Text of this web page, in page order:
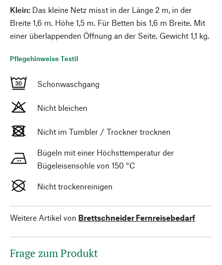
Klein: Das kleine Netz misst in der Länge 2 m, in der
Breite 1,6 m. Höhe 1,5 m. Für Betten bis 1,6 m Breite. Mit
einer überlappenden Öffnung an der Seite. Gewicht 1,1 kg.
Pflegehinweise Textil
Schonwaschgang
Nicht bleichen
Nicht im Tumbler / Trockner trocknen
Bügeln mit einer Höchsttemperatur der
Bügeleisensohle von 150 °C
Nicht trockenreinigen
Weitere Artikel von Brettschneider Fernreisebedarf
Frage zum Produkt